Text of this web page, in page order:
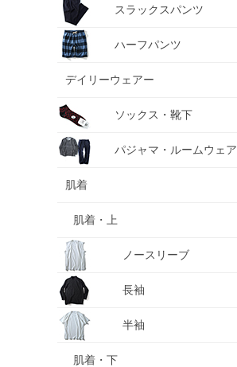
スラックスパンツ
ハーフパンツ
デイリーウェアー
ソックス・靴下
パジャマ・ルームウェア
肌着
肌着・上
ノースリーブ
長袖
半袖
肌着・下